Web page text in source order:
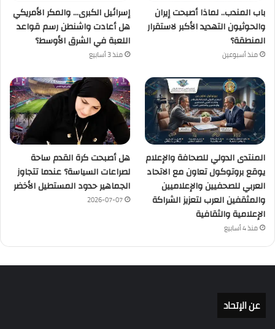
باب المندب.. لماذا أصبحت إيران
والحوثيون التهديد الأكبر لاستقرار
المنطقة؟
منذ أسبوعين
إسرائيل الكبرى… والمكر الأمريكي
هل أعادت واشنطن رسم قواعد
اللعبة في الشرق الأوسط؟
منذ 3 أسابيع
المنتدى الدولي للصحافة والإعلام
يوقع بروتوكول تعاون مع الاتحاد
العربي للصحفيين والإعلاميين
والمثقفين العرب لتعزيز الشراكة
الإعلامية والثقافية
منذ 4 أسابيع
هل أصبحت كرة القدم ساحة
لصراعات السياسة؟ عندما تتجاوز
الجماهير حدود المستطيل الأخضر
2026-07-07
عن الإتحاد